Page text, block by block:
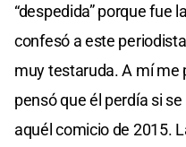
“despedida” porque fue
confesó a este
muy testaruda. A mí me
pensó que él perdía si
aquél comicio de 2015.